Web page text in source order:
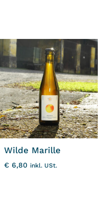
Wilde Marille
€ 6,80 inkl. USt.